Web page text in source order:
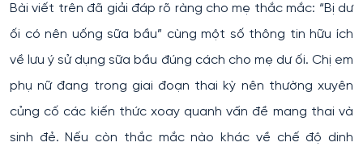
Bài viết trên đã giải đáp rõ ràng cho mẹ thắc mắc: “Bị dư
ối có nên uống sữa bầu” cùng một số thông tin hữu ích
về lưu ý sử dụng sữa bầu đúng cách cho mẹ dư ối. Chị em
phụ nữ đang trong giai đoạn thai kỳ nên thường xuyên
củng cố các kiến thức xoay quanh vấn đề mang thai và
sinh đẻ. Nếu còn thắc mắc nào khác về chế độ dinh